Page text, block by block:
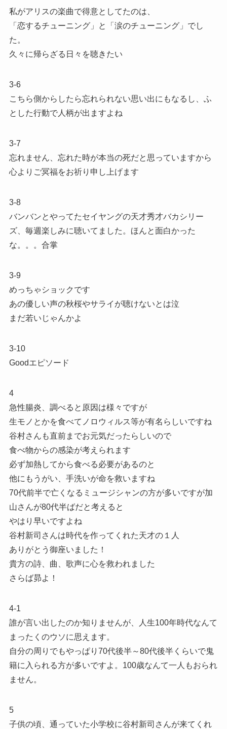
私がアリスの楽曲で得意としてたのは、
「恋するチューニング」と「涙のチューニング」でし
た。
久々に帰らざる日々を聴きたい
3-6
こちら側からしたら忘れられない思い出にもなるし、ふ
とした行動で人柄が出ますよね
3-7
忘れません、忘れた時が本当の死だと思っていますから
心よりご冥福をお祈り申し上げます
3-8
バンバンとやってたセイヤングの天才秀才バカシリー
ズ、毎週楽しみに聴いてました。ほんと面白かった
な。。。合掌
3-9
めっちゃショックです
あの優しい声の秋桜やサライが聴けないとは泣
まだ若いじゃんかよ
3-10
Goodエピソード
4
急性腸炎、調べると原因は様々ですが
生モノとかを食べてノロウィルス等が有名らしいですね
谷村さんも直前までお元気だったらしいので
食べ物からの感染が考えられます
必ず加熱してから食べる必要があるのと
他にもうがい、手洗いが命を救いますね
70代前半で亡くなるミュージシャンの方が多いですが加
山さんが80代半ばだと考えると
やはり早いですよね
谷村新司さんは時代を作ってくれた天才の１人
ありがとう御座いました！
貴方の詩、曲、歌声に心を救われました
さらば昴よ！
4-1
誰が言い出したのか知りませんが、人生100年時代なんて
まったくのウソに思えます。
自分の周りでもやっぱり70代後半～80代後半くらいで鬼
籍に入られる方が多いですよ。100歳なんて一人もおられ
ません。
5
子供の頃、通っていた小学校に谷村新司さんが来てくれ